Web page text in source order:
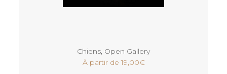
Chiens Open Gallery
À partir de19,00€